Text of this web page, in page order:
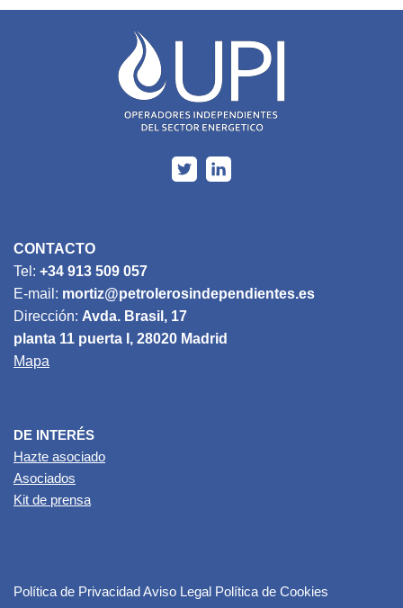
CONTACTO
Tel: +34 913 509 057
E-mail: mortiz@petrolerosindependientes.es
Dirección: Avda. Brasil, 17
planta 11 puerta I, 28020 Madrid
Mapa
DE INTERÉS
Hazte asociado
Asociados
Kit de prensa
Política de PrivacidadAviso Legal Política de Cookies